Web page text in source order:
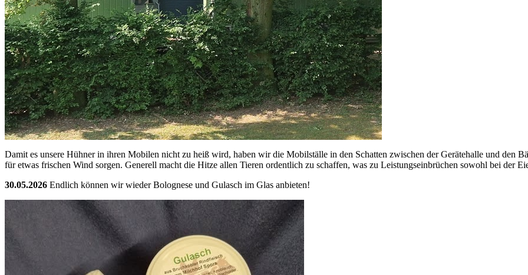
Damit es unsere Hühner in ihren Mobilen nicht zu heiß wird, haben wir die Mobilställe in den Schatten zwischen der Gerätehalle und den
für etwas frischen Wind sorgen. Generell macht die Hitze allen Tieren ordentlich zu schaffen, was zu Leistungseinbrüchen sowohl bei der
30.05.2026 Endlich können wir wieder Bolognese und Gulasch im Glas anbieten!